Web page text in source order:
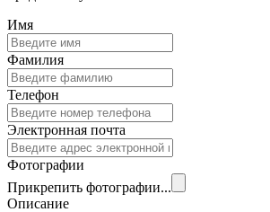
Имя
Фамилия
Телефон
Электронная почта
Фотографии
Прикрепить фотографии...
Описание